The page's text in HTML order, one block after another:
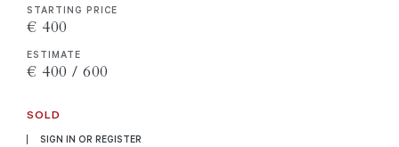
STARTING PRICE
€ 400
ESTIMATE
€ 400 / 600
SOLD
SIGN IN OR REGISTER